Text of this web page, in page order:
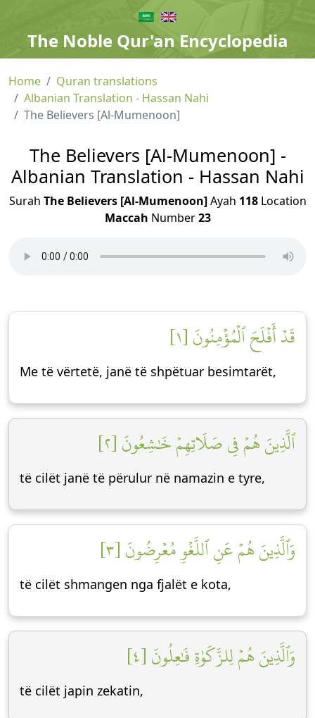
The Noble Qur'an Encyclopedia
Home
Quran translations
Albanian Translation - Hassan Nahi
The Believers [Al-Mumenoon]
The Believers [Al-Mumenoon] -
Albanian Translation - Hassan Nahi
Surah The Believers [Al-Mumenoon]Ayah 118Location
Maccah Number23
قَدۡ أَفۡلَحَ ٱلۡمُؤۡمِنُونَ [١]
Me të vërtetë, janë të shpëtuar besimtarët,
ٱلَّذِينَ هُمۡ فِي صَلَاتِهِمۡ خَٰشِعُونَ [٢]
të cilët janë të përulur në namazin e tyre,
وَٱلَّذِينَ هُمۡ عَنِ ٱللَّغۡوِ مُعۡرِضُونَ [٣]
të cilët shmangen nga fjalët e kota,
وَٱلَّذِينَ هُمۡ لِلزَّكَوٰةِ فَٰعِلُونَ [٤]
të cilët japin zekatin,